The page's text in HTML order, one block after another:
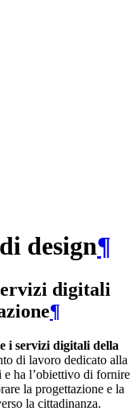
design¶
digitali
¶
i servizi digitali della
di lavoro dedicato alla
ha l’obiettivo di fornire
la progettazione e la
la cittadinanza.